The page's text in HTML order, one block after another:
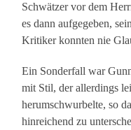
Schwätzer vor dem
es dann aufgegeben,
Kritiker konnten nie
Ein Sonderfall war
mit Stil, der allerdings
herumschwurbelte, so
hinreichend zu